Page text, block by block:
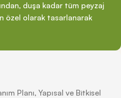
duşa kadar tüm peyzaj
özel olarak tasarlanarak
Planı, Yapısal ve Bitkisel